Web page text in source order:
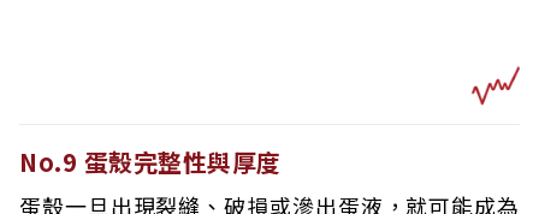
No.9 蛋殼完整性與厚度
蛋殼一旦出現裂縫、破損或滲出蛋液，就可能成為